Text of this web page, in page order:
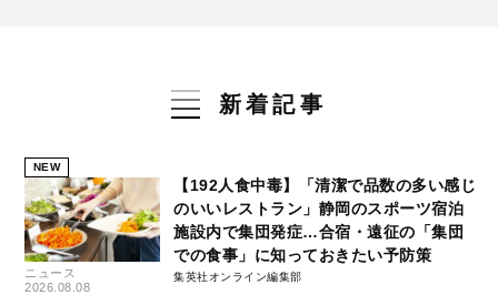
新着記事
NEW
ニュース
2026.08.08
【192人食中毒】「清潔で品数の多い感じ
のいいレストラン」静岡のスポーツ宿泊
施設内で集団発症…合宿・遠征の「集団
での食事」に知っておきたい予防策
集英社オンライン編集部